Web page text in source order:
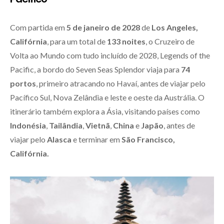
Com partida em 5 de janeiro de 2028de Los Angeles,
Califórnia , para um total de 133 noites , o Cruzeiro de
Volta ao Mundo com tudo incluído de 2028, Legends of the
Pacific, a bordo do Seven Seas Splendor viaja para 74
portos , primeiro atracando no Havaí, antes de viajar pelo
Pacífico Sul, Nova Zelândia e leste e oeste da Austrália. O
itinerário também explora a Ásia, visitando países como
Indonésia Tailândia Vietnã China e Japão , antes de
viajar pelo Alasca e terminar em São Francisco,
Califórnia.